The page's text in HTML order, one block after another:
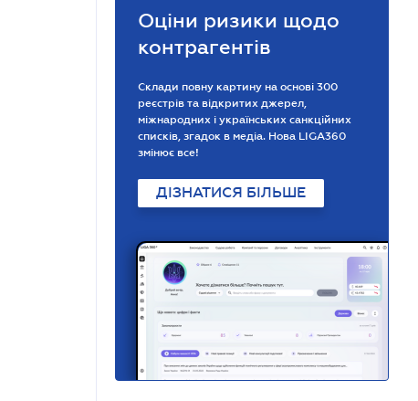
Оціни ризики щодо
контрагентів
Склади повну картину на основі 300
реєстрів та відкритих джерел,
міжнародних і українських санкційних
списків, згадок в медіа. Нова LIGA360
змінює все!
ДІЗНАТИСЯ БІЛЬШЕ